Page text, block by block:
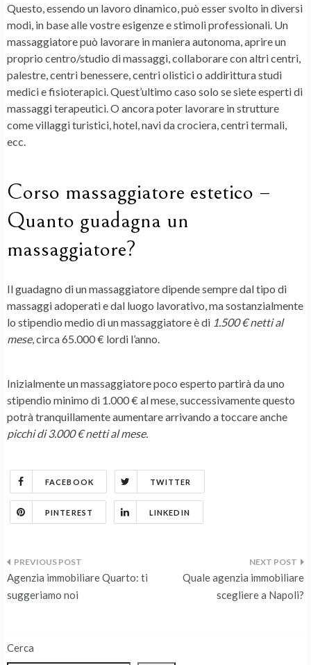
Questo, essendo un lavoro dinamico, può esser svolto in diversi
modi, in base alle vostre esigenze e stimoli professionali. Un
massaggiatore può lavorare in maniera autonoma, aprire un
proprio centro/studio di massaggi, collaborare con altri centri,
palestre, centri benessere, centri olistici o addirittura studi
medici e fisioterapici. Quest’ultimo caso solo se siete esperti di
massaggi terapeutici. O ancora poter lavorare in strutture
come villaggi turistici, hotel, navi da crociera, centri termali,
ecc.
Corso massaggiatore estetico –
Quanto guadagna un
massaggiatore?
Il guadagno di un massaggiatore dipende sempre dal tipo di
massaggi adoperati e dal luogo lavorativo, ma sostanzialmente
lo stipendio medio di un massaggiatore è di 1.500 € netti al
mese, circa 65.000 € lordi l’anno.
Inizialmente un massaggiatore poco esperto partirà da uno
stipendio minimo di 1.000 € al mese, successivamente questo
potrà tranquillamente aumentare arrivando a toccare anche
picchi di 3.000 € netti al mese.
FACEBOOK TWITTER
PINTEREST LINKEDIN
Navigazione
articoli
Agenzia immobiliare Quarto: ti
suggeriamo noi
Quale agenzia immobiliare
scegliere a Napoli?
Cerca